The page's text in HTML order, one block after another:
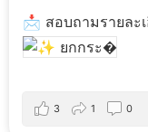
📩 สอบถามรายละ
3 1 0